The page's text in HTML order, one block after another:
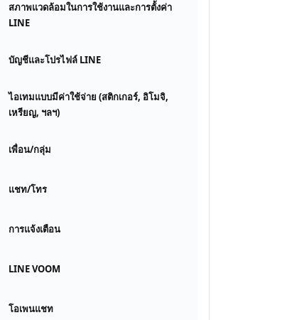
สภาพแวดล้อมในการใช้งานและการตั้งค่า
LINE
บัญชีและโปรไฟล์ LINE
ไอเทมแบบมีค่าใช้จ่าย (สติกเกอร์, อิโมจิ,
เหรียญ, ฯลฯ)
เพื่อน/กลุ่ม
แชท/โทร
การแจ้งเตือน
LINE VOOM
โอเพนแชท